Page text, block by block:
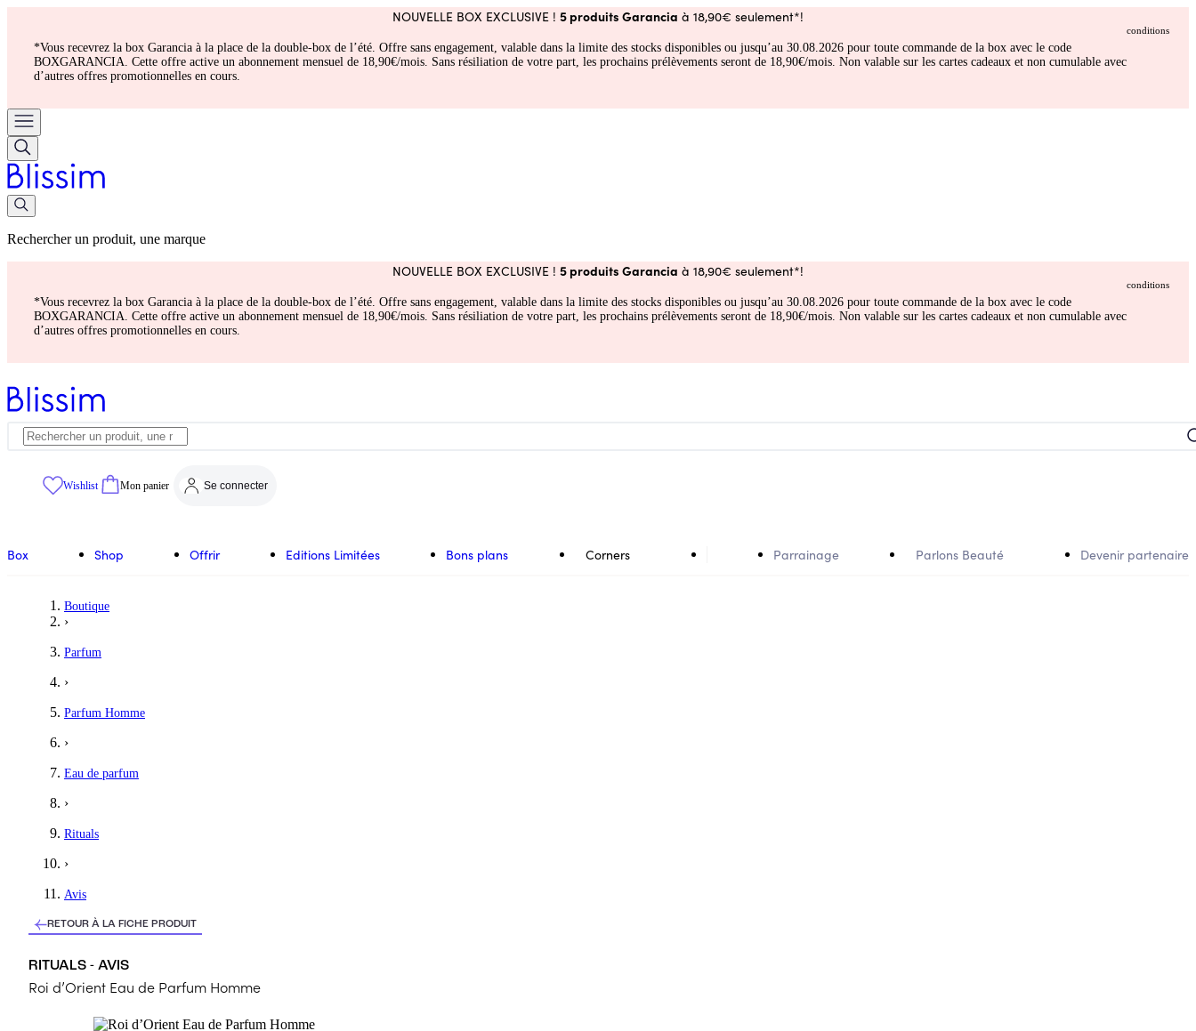
NOUVELLE BOX EXCLUSIVE ! 5 produits Garancia à 18,90€ seulement*!
conditions
*Vous recevrez la box Garancia à la place de la double-box de l’été. Offre sans engagement, valable dans la limite des stocks disponibles ou jusqu’au 30.08.2026 pour toute commande de la box avec le code
BOXGARANCIA. Cette offre active un abonnement mensuel de 18,90€/mois. Sans résiliation de votre part, les prochains prélèvements seront de 18,90€/mois. Non valable sur les cartes cadeaux et non cumulable avec
d’autres offres promotionnelles en cours.
Rechercher un produit, une marque
NOUVELLE BOX EXCLUSIVE ! 5 produits Garancia à 18,90€ seulement*!
conditions
*Vous recevrez la box Garancia à la place de la double-box de l’été. Offre sans engagement, valable dans la limite des stocks disponibles ou jusqu’au 30.08.2026 pour toute commande de la box avec le code
BOXGARANCIA. Cette offre active un abonnement mensuel de 18,90€/mois. Sans résiliation de votre part, les prochains prélèvements seront de 18,90€/mois. Non valable sur les cartes cadeaux et non cumulable avec
d’autres offres promotionnelles en cours.
Wishlist Mon panier Se connecter
Box Shop Offrir Editions Limitées Bons plans Corners Parrainage Parlons Beauté Devenir partenaire
Boutique
›
Parfum
›
Parfum Homme
›
Eau de parfum
›
Rituals
›
Avis
RETOUR À LA FICHE PRODUIT
RITUALS - AVIS
Roi d’Orient Eau de Parfum Homme